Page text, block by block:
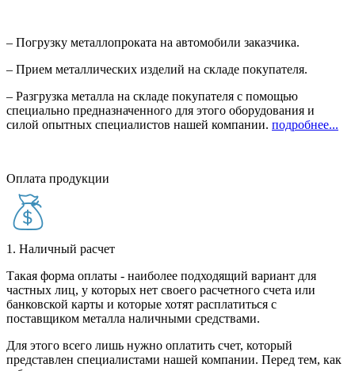
– Погрузку металлопроката на автомобили заказчика.
– Прием металлических изделий на складе покупателя.
– Разгрузка металла на складе покупателя с помощью
специально предназначенного для этого оборудования и
силой опытных специалистов нашей компании. подробнее...
Оплата продукции
1. Наличный расчет
Такая форма оплаты - наиболее подходящий вариант для
частных лиц, у которых нет своего расчетного счета или
банковской карты и которые хотят расплатиться с
поставщиком металла наличными средствами.
Для этого всего лишь нужно оплатить счет, который
представлен специалистами нашей компании. Перед тем, как